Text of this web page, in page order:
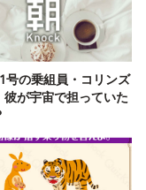
号の乗組員・コリンズ
彼が宇宙で担っていた